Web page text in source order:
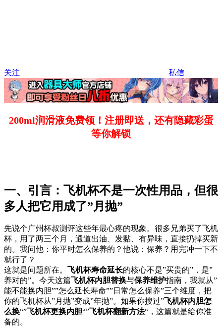
关注 私信
200ml润滑液免费领！注册即送，还有隐藏彩蛋
等你解锁
一、引言：飞机杯不是一次性用品，但很
多人把它用成了”月抛”
先说个广州杯叔测评这些年最心疼的现象。很多兄弟买了飞机
杯，用了两三个月，通道出油、发黏、有异味，直接扔掉买新
的。我问他：你平时怎么保养的？他说：保养？用完冲一下不
就行了？
这就是问题所在。 飞机杯寿命延长的核心不是”买贵的”，是”
养对的”。今天这篇飞机杯内胆替换与保养维护指南，我就从”
能不能换内胆””怎么延长寿命””日常怎么保养”三个维度，把
你的飞机杯从”月抛”变成”年抛”。如果你搜过”飞机杯内胆怎
么换“”飞机杯更换内胆“”飞机杯翻新方法“，这篇就是给你准
备的。